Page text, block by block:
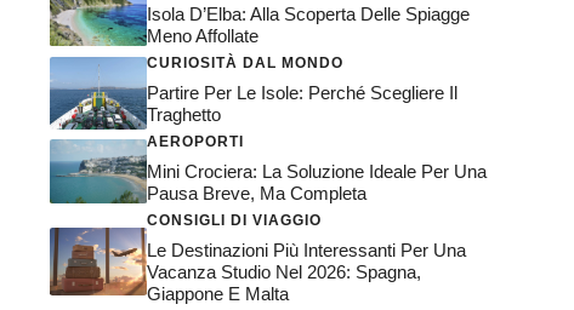
Isola D’Elba: Alla Scoperta Delle Spiagge
Meno Affollate
CURIOSITÀ DAL MONDO
Partire Per Le Isole: Perché Scegliere Il
Traghetto
AEROPORTI
Mini Crociera: La Soluzione Ideale Per Una
Pausa Breve, Ma Completa
CONSIGLI DI VIAGGIO
Le Destinazioni Più Interessanti Per Una
Vacanza Studio Nel 2026: Spagna,
Giappone E Malta